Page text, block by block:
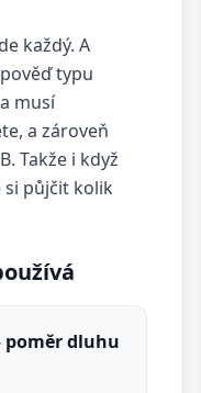
každý. A
typu
musí
a zároveň
Takže i když
si půjčit kolik
poměr dluhu